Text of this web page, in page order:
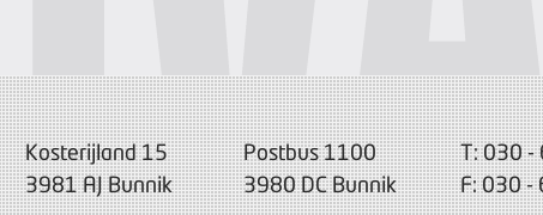
Kosterijland 15
3981 AJ Bunnik
Postbus 1100
3980 DC Bunnik
T: 030 -
F: 030 -